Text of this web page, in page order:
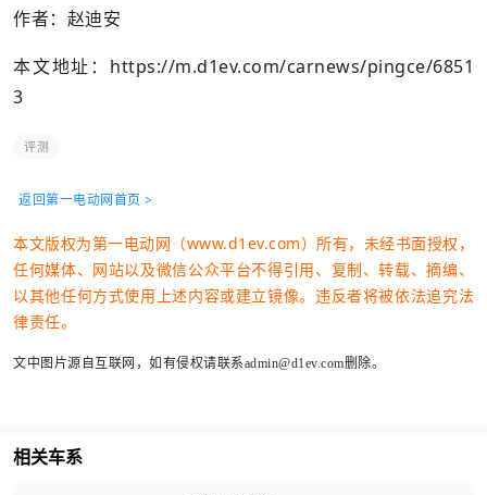
作者：赵迪安
本文地址： https://m.d1ev.com/carnews/pingce/6851
3
评测
返回第一电动网首页 >
本文版权为第一电动网（www.d1ev.com）所有，未经书面授权，
任何媒体、网站以及微信公众平台不得引用、复制、转载、摘编、
以其他任何方式使用上述内容或建立镜像。违反者将被依法追究法
律责任。
文中图片源自互联网，如有侵权请联系admin@d1ev.com删除。
相关车系